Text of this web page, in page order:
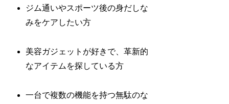
ジム通いやスポーツ後の身だしな
みをケアしたい方
美容ガジェットが好きで、革新的
なアイテムを探している方
一台で複数の機能を持つ無駄のな